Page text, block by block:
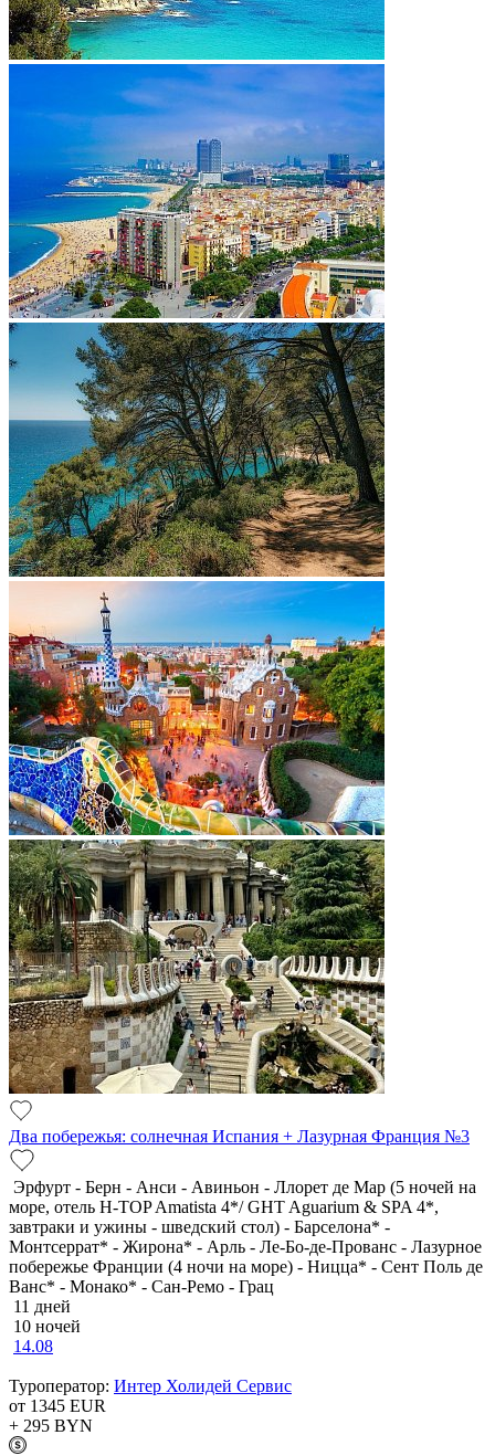
Два побережья: солнечная Испания + Лазурная Франция №3
Эрфурт - Берн - Анси - Авиньон - Ллорет де Мар (5 ночей на
море, отель H-TOP Amatista 4*/ GHT Aguarium & SPA 4*,
завтраки и ужины - шведский стол) - Барселона* -
Монтсеррат* - Жирона* - Арль - Ле-Бо-де-Прованс - Лазурное
побережье Франции (4 ночи на море) - Ницца* - Сент Поль де
Ванс* - Монако* - Сан-Ремо - Грац
11 дней
10 ночей
14.08
Туроператор: Интер Холидей Сервис
от 1345 EUR
+ 295 BYN